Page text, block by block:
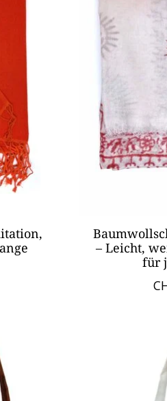
– Leicht,
für